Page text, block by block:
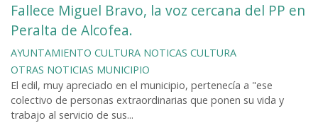
Fallece Miguel Bravo, la voz cercana del PP en
Peralta de Alcofea.
AYUNTAMIENTO CULTURA NOTICAS CULTURA
OTRAS NOTICIAS MUNICIPIO
El edil, muy apreciado en el municipio, pertenecía a "ese
colectivo de personas extraordinarias que ponen su vida y
trabajo al servicio de sus...